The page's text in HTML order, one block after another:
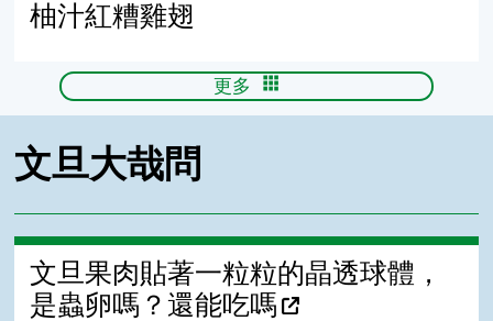
柚汁紅糟雞翅
更多
文旦大哉問
文旦果肉貼著一粒粒的晶透球體，
是蟲卵嗎？還能吃嗎